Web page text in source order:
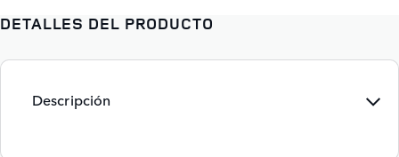
DETALLES DEL PRODUCTO
Descripción